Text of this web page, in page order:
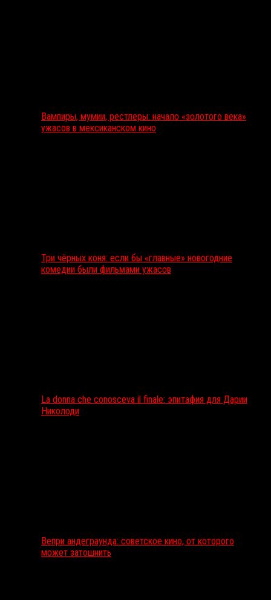
Вампиры, мумии, рестлеры: начало «золотого века»
ужасов в мексиканском кино
Три чёрных коня: если бы «главные» новогодние
комедии были фильмами ужасов
La donna che conosceva il finale: эпитафия для Дарии
Николоди
Вепри андеграунда: советское кино, от которого
может затошнить